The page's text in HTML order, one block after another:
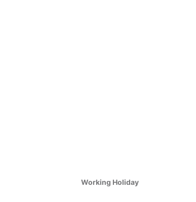
Working Holiday